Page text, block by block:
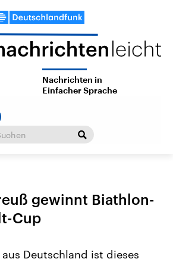
Nachrichten in
Einfacher Sprache
gewinnt Biathlon-
Cup
aus Deutschland ist dieses